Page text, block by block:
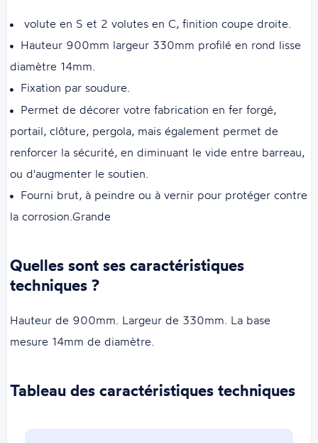
volute en S et 2 volutes en C, finition coupe droite.
Hauteur 900mm largeur 330mm profilé en rond lisse
diamètre 14mm.
Fixation par soudure.
Permet de décorer votre fabrication en fer forgé,
portail, clôture, pergola, mais également permet de
renforcer la sécurité, en diminuant le vide entre barreau,
ou d'augmenter le soutien.
Fourni brut, à peindre ou à vernir pour protéger contre
la corrosion.Grande
Quelles sont ses caractéristiques
techniques ?
Hauteur de 900mm. Largeur de 330mm. La base
mesure 14mm de diamètre.
Tableau des caractéristiques techniques